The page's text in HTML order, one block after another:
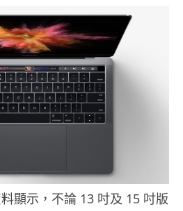
顯示，不論 13 吋及 15 吋版